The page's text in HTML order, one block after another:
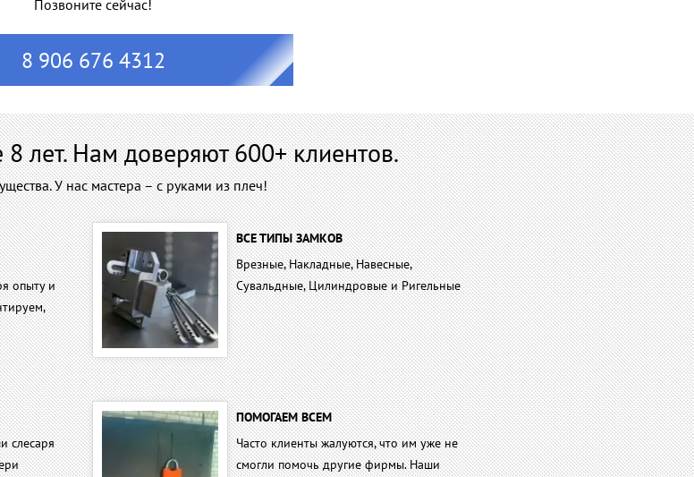
Позвоните сейчас!
8 906 676 4312
лет. Нам доверяют 600+ клиентов.
У нас мастера – с руками из плеч!
опыту и
ВСЕ ТИПЫ ЗАМКОВ
Врезные, Накладные, Навесные,
Сувальдные, Цилиндровые и Ригельные
слесаря
ПОМОГАЕМ ВСЕМ
Часто клиенты жалуются, что им уже не
смогли помочь другие фирмы. Наши